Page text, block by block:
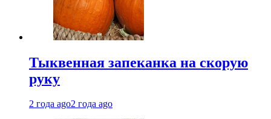
Тыквенная запеканка на скорую
руку
2 года ago2 года ago